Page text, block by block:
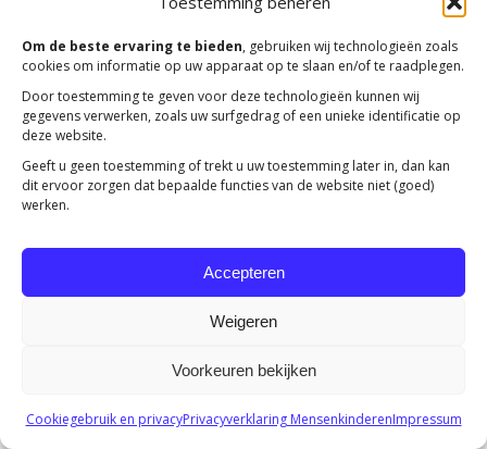
Om de beste ervaring te bieden, gebruiken wij technologieën zoals
cookies om informatie op uw apparaat op te slaan en/of te raadplegen.
Door toestemming te geven voor deze technologieën kunnen wij
gegevens verwerken, zoals uw surfgedrag of een unieke identificatie op
deze website.
Geeft u geen toestemming of trekt u uw toestemming later in, dan kan
dit ervoor zorgen dat bepaalde functies van de website niet (goed)
werken.
Accepteren
Weigeren
Voorkeuren bekijken
Cookiegebruik en privacyPrivacyverklaring MensenkinderenImpressum